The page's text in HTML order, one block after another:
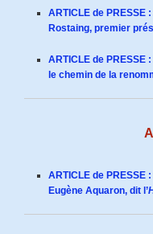
ARTICLE de
Rostaing, premier
ARTICLE de PRESSE
le chemin de la
ARTICLE de PRESSE
Eugène Aquaron, dit l’